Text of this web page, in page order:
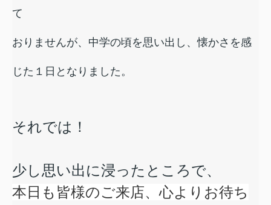
て
おりませんが、中学の頃を思い出し、懐かさを感
じた１日となりました。
それでは！
少し思い出に浸ったところで、
本日も皆様のご来店、心よりお待ち